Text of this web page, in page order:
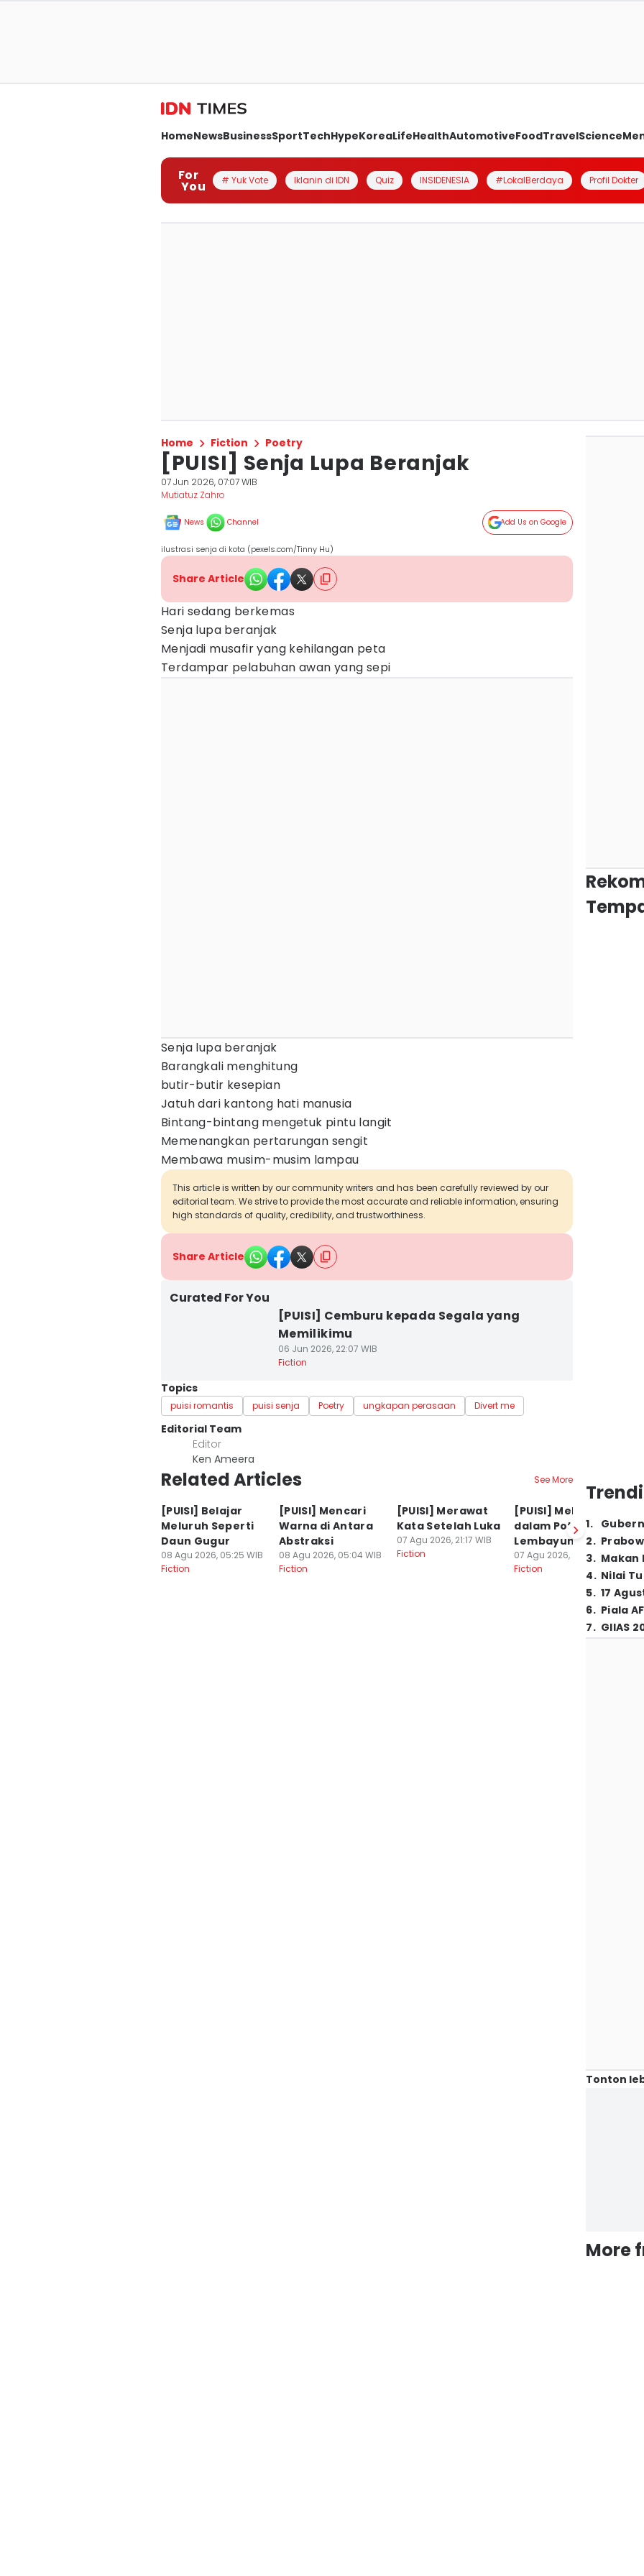
HomeNewsBusinessSportTechHypeKoreaLifeHealthAutomotiveFoodTravelScience
For
You # Yuk Vote Iklanin di IDN Quiz INSIDENESIA #LokalBerdaya Profil Dokter
Home Fiction Poetry
[PUISI] Senja Lupa Beranjak
07 Jun 2026, 07:07 WIB
Mutiatuz Zahro
News Channel Add Us on Google
ilustrasi senja di kota (pexels.com/Tinny Hu)
Share Article
Hari sedang berkemas
Senja lupa beranjak
Menjadi musafir yang kehilangan peta
Terdampar pelabuhan awan yang sepi
Senja lupa beranjak
Barangkali menghitung
butir-butir kesepian
Jatuh dari kantong hati manusia
Bintang-bintang mengetuk pintu langit
Memenangkan pertarungan sengit
Membawa musim-musim lampau
This article is written by our community writers and has been carefully reviewed by our
editorial team. We strive to provide the most accurate and reliable information, ensuring
high standards of quality, credibility, and trustworthiness.
Share Article
Curated For You
[PUISI] Cemburu kepada Segala yang
Memilikimu
06 Jun 2026, 22:07 WIB
Fiction
Topics
puisi romantis puisi senja Poetry ungkapan perasaan Divert me
Editorial Team
Editor
Ken Ameera
Related Articles See More
[PUISI] Belajar
Meluruh Seperti
Daun Gugur
08 Agu 2026, 05:25 WIB
Fiction
[PUISI] Mencari
Warna di Antara
Abstraksi
08 Agu 2026, 05:04 WIB
Fiction
[PUISI] Merawat
Kata Setelah Luka
07 Agu 2026, 21:17 WIB
Fiction
[PUISI] Melodi
dalam Potret
Lembayung
07 Agu 2026, 20:27 WIB
Fiction
07
1.
2.
3. Makan
4. Nilai
5. 17
6. Piala
7. GIIAS
Tonton
More